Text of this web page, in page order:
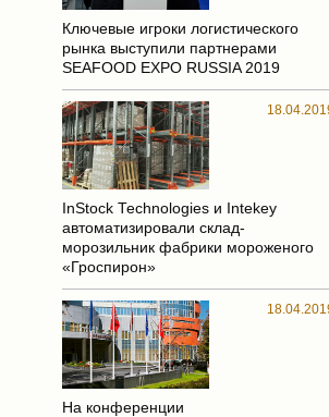
Ключевые игроки логистического
рынка выступили партнерами
SEAFOOD EXPO RUSSIA 2019
InStock Technologies и Intekey
автоматизировали склад-
морозильник фабрики мороженого
«Гроспирон»
На конференции